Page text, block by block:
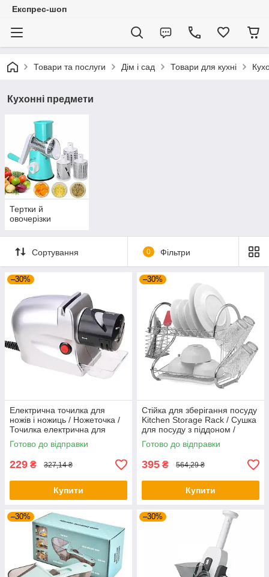
Експрес-шоп
Товари та послуги Дім і сад Товари для кухні
Кухонні предмети
Тертки й
овочерізки
Сортування 0 Фільтри
–30%
Електрична точилка для
ножів і ножиць / Ножеточка /
Точилка електрична для
ножів
Готово до відправки
229 ₴ 327,14 ₴
Купити
–30%
Стійка для зберігання посуду
Kitchen Storage Rack / Сушка
для посуду з піддоном /
Настільна сушарка
Готово до відправки
395 ₴ 564,29 ₴
Купити
–30% –30%